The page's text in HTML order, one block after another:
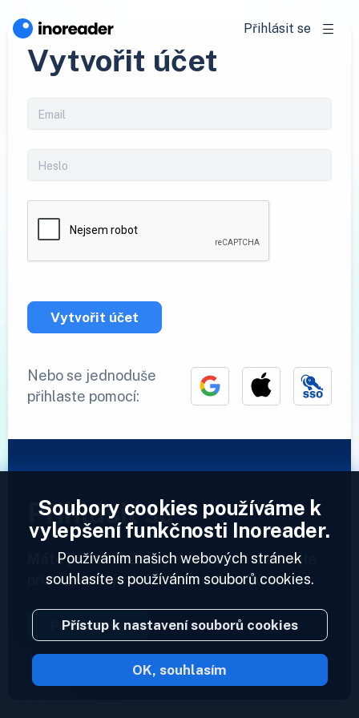
Přihlásit se
Vytvořit účet
Vytvořit účet
Nebo se jednoduše
přihlaste pomocí:
Přihlásit se
Máte již účet?Zadejte svůj profil a získejte
přístup ke svým informačním kanálům.
Přihlásit se
2023 © Inoreader
Soubory cookies používáme k
vylepšení funkčnosti Inoreader.
Používáním našich webových stránek
souhlasíte s používáním souborů cookies.
Přístup k nastavení souborů cookies
OK, souhlasím